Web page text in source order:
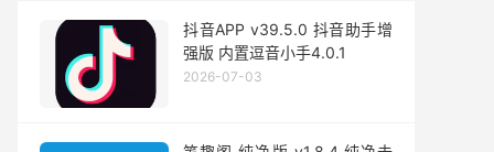
抖音APP v39.5.0 抖音助手增
强版 内置逗音小手4.0.1
2026-07-03